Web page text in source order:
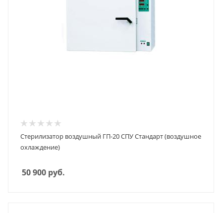
Стерилизатор воздушный ГП-20 СПУ Стандарт (воздушное
охлаждение)
50 900 руб.